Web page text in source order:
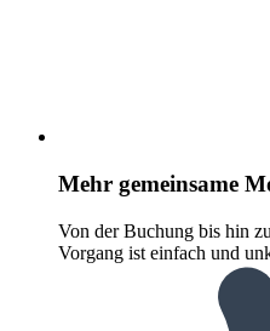
Mehr gemeinsame
Von der Buchung bis hin
Vorgang ist einfach und